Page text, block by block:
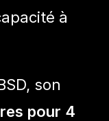
à
son
pour 4